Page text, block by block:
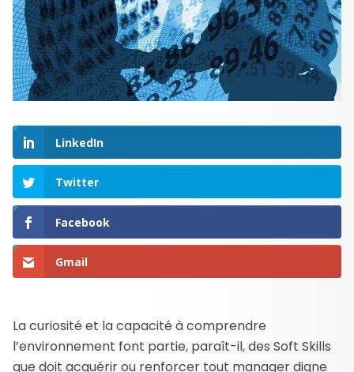
LinkedIn
Twitter
Facebook
Gmail
La curiosité et la capacité à comprendre
l’environnement font partie, paraît-il, des Soft Skills
que doit acquérir ou renforcer tout manager digne